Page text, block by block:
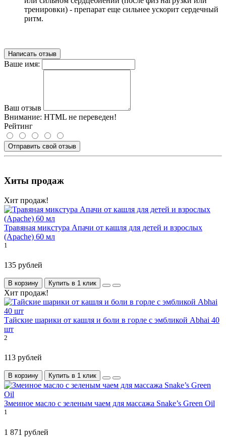
тренировки) - препарат еще сильнее ускорит сердечный
ритм.
Написать отзыв
Ваше имя:
Ваш отзыв
Внимание: HTML не переведен!
Рейтинг
Отправить свой отзыв
Хиты продаж
Хит продаж!
Травяная микстура Апачи от кашля для детей и взрослых
(Apache) 60 мл
1
135 рублей
В корзину Купить в 1 клик
Хит продаж!
Тайские шарики от кашля и боли в горле с эмбликой Abhai 40
шт
2
113 рублей
В корзину Купить в 1 клик
Змеиное масло с зеленым чаем для массажа Snake’s Green Oil
1
1 871 рублей